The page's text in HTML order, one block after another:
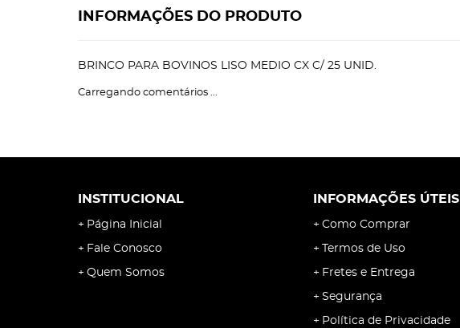
INFORMAÇÕES DO PRODUTO
BRINCO PARA BOVINOS LISO MEDIO CX C/ 25 UNID.
Carregando comentários ...
INSTITUCIONAL
Página Inicial
Fale Conosco
Quem Somos
INFORMAÇÕES ÚTEIS
Como Comprar
Termos de Uso
Fretes e Entrega
Segurança
Política de Privacidade